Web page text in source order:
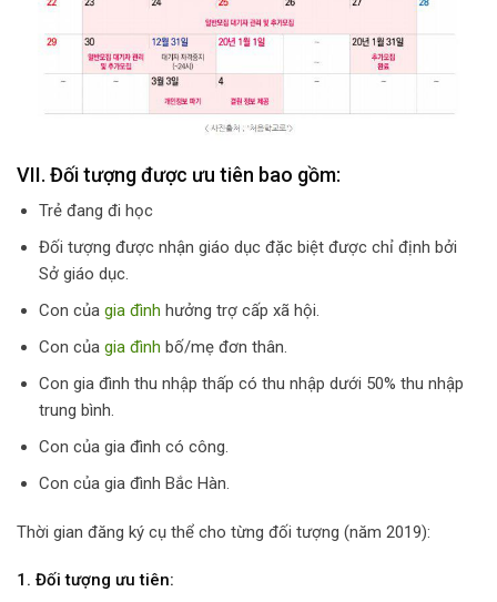
VII. Đối tượng được ưu tiên bao gồm:
Trẻ đang đi học
Đối tượng được nhận giáo dục đặc biệt được chỉ định bởi
Sở giáo dục.
Con của gia đình hưởng trợ cấp xã hội.
Con của gia đình bố/mẹ đơn thân.
Con gia đình thu nhập thấp có thu nhập dưới 50% thu nhập
trung bình.
Con của gia đình có công.
Con của gia đình Bắc Hàn.
Thời gian đăng ký cụ thể cho từng đối tượng (năm 2019):
1. Đối tượng ưu tiên: